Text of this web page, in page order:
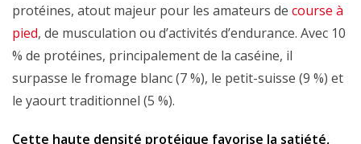
protéines, atout majeur pour les amateurs de course à
pied, de musculation ou d’activités d’endurance. Avec 10
% de protéines, principalement de la caséine, il
surpasse le fromage blanc (7 %), le petit-suisse (9 %) et
le yaourt traditionnel (5 %).
Cette haute densité protéique favorise la satiété,